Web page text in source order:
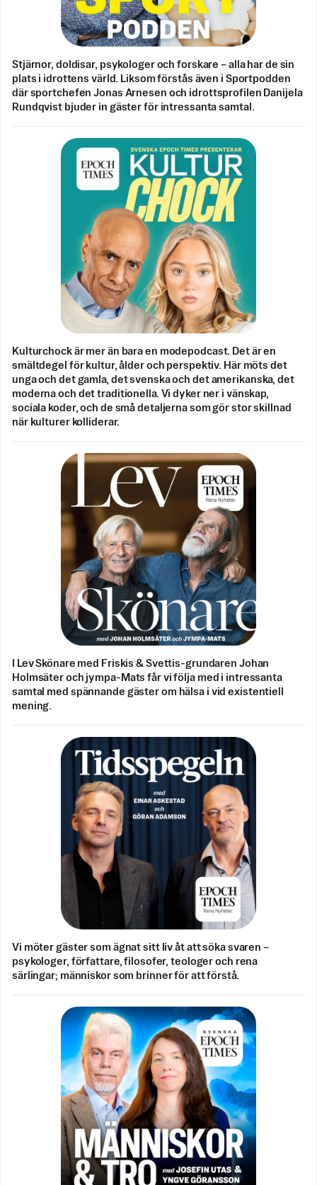
Stjärnor, doldisar, psykologer och forskare – alla har de sin
plats i idrottens värld. Liksom förstås även i Sportpodden
där sportchefen Jonas Arnesen och idrottsprofilen Danijela
Rundqvist bjuder in gäster för intressanta samtal.
Kulturchock är mer än bara en modepodcast. Det är en
smältdegel för kultur, ålder och perspektiv. Här möts det
unga och det gamla, det svenska och det amerikanska, det
moderna och det traditionella. Vi dyker ner i vänskap,
sociala koder, och de små detaljerna som gör stor skillnad
när kulturer kolliderar.
I Lev Skönare med Friskis & Svettis-grundaren Johan
Holmsäter och jympa-Mats får vi följa med i intressanta
samtal med spännande gäster om hälsa i vid existentiell
mening.
Vi möter gäster som ägnat sitt liv åt att söka svaren –
psykologer, författare, filosofer, teologer och rena
särlingar; människor som brinner för att förstå.